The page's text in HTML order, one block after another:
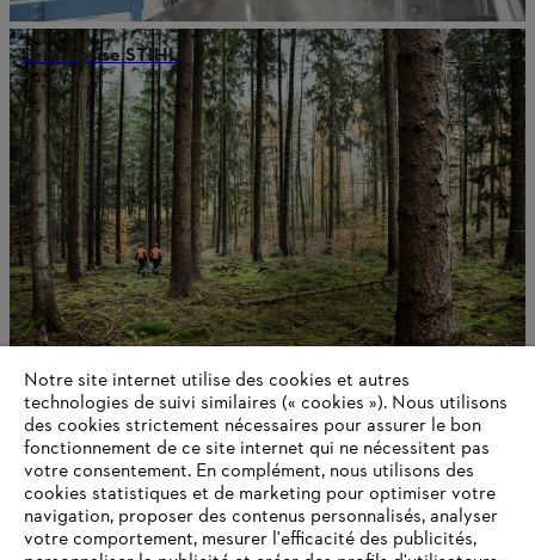
L’entreprise STIHL
Informations pour les fournisseurs
Informations pour les fournisseurs
Produits
Notre site internet utilise des cookies et autres
technologies de suivi similaires (« cookies »). Nous utilisons
des cookies strictement nécessaires pour assurer le bon
fonctionnement de ce site internet qui ne nécessitent pas
votre consentement. En complément, nous utilisons des
cookies statistiques et de marketing pour optimiser votre
navigation, proposer des contenus personnalisés, analyser
votre comportement, mesurer l'efficacité des publicités,